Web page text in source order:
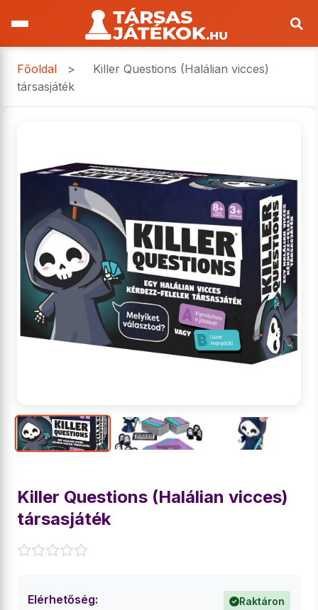
Főoldal >
Killer Questions (Halálian vicces)
társasjáték
Killer Questions (Halálian vicces)
társasjáték
Elérhetőség: Raktáron